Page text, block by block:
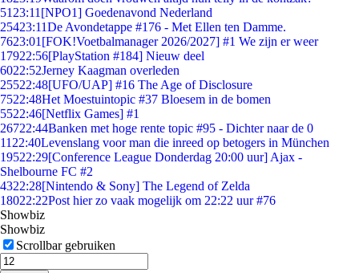
51 23:11 [NPO1] Goedenavond Nederland
25423:11De Avondetappe #176 - Met Ellen ten Damme.
7623:01 [FOK!Voetbalmanager 2026/2027] #1 We zijn er weer
17922:56[PlayStation #184] Nieuw deel
6022:52Jerney Kaagman overleden
25522:48[UFO/UAP] #16 The Age of Disclosure
7522:48Het Moestuintopic #37 Bloesem in de bomen
5522:46[Netflix Games] #1
26722:44Banken met hoge rente topic #95 - Dichter naar de 0
11 22:40Levenslang voor man die inreed op betogers in München
19522:29[Conference League Donderdag 20:00 uur] Ajax -
Shelbourne FC #2
4322:28[Nintendo & Sony] The Legend of Zelda
18022:22Post hier zo vaak mogelijk om 22:22 uur #76
Showbiz
Showbiz
Scrollbar gebruiken